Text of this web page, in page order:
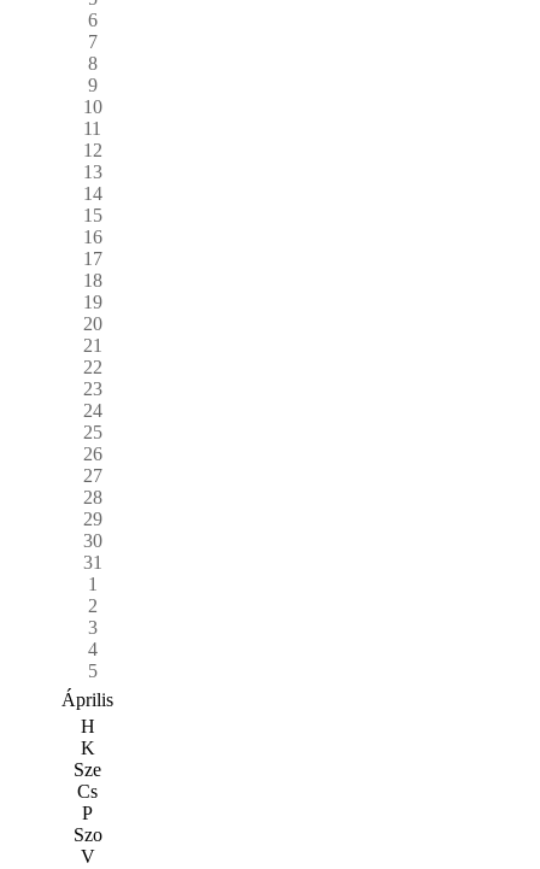
6
7
8
9
10
11
12
13
14
15
16
17
18
19
20
21
22
23
24
25
26
27
28
29
30
31
1
2
3
4
5
Április
H
K
Sze
Cs
P
Szo
V